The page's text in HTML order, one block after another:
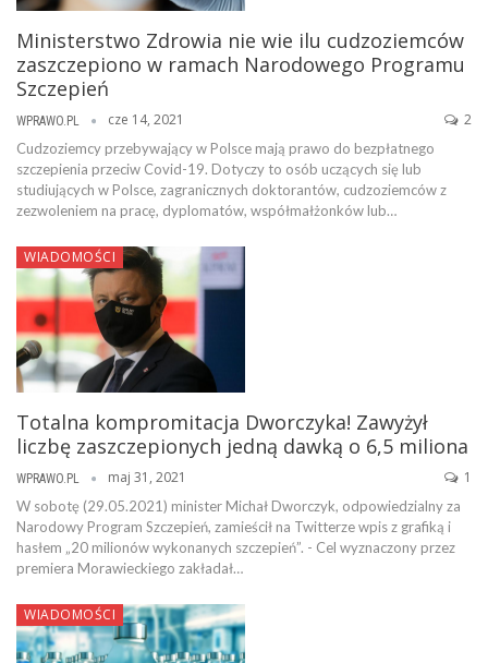
Ministerstwo Zdrowia nie wie ilu cudzoziemców
zaszczepiono w ramach Narodowego Programu
Szczepień
WPRAWO.PL cze 14, 2021 2
Cudzoziemcy przebywający w Polsce mają prawo do bezpłatnego
szczepienia przeciw Covid-19. Dotyczy to osób uczących się lub
studiujących w Polsce, zagranicznych doktorantów, cudzoziemców z
zezwoleniem na pracę, dyplomatów, współmałżonków lub…
WIADOMOŚCI
Totalna kompromitacja Dworczyka! Zawyżył
liczbę zaszczepionych jedną dawką o 6,5 miliona
WPRAWO.PL maj 31, 2021 1
W sobotę (29.05.2021) minister Michał Dworczyk, odpowiedzialny za
Narodowy Program Szczepień, zamieścił na Twitterze wpis z grafiką i
hasłem „20 milionów wykonanych szczepień”. - Cel wyznaczony przez
premiera Morawieckiego zakładał…
WIADOMOŚCI